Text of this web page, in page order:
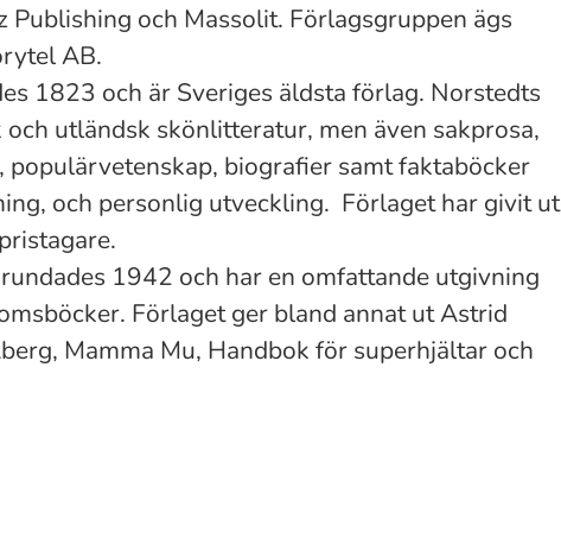
Publishing och Massolit. Förlagsgruppen ägs
AB.
1823 och är Sveriges äldsta förlag. Norstedts
och utländsk skönlitteratur, men även sakprosa,
populärvetenskap, biografier samt faktaböcker
och personlig utveckling. Förlaget har givit ut
1942 och har en omfattande utgivning
Förlaget ger bland annat ut Astrid
Mamma Mu, Handbok för superhjältar och